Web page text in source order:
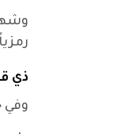
ذي
وفي